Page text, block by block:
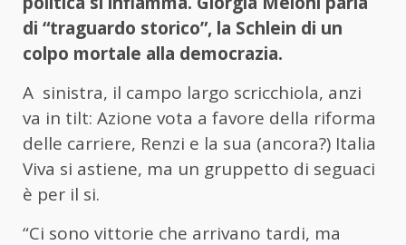
di “traguardo storico”, la Schlein di un
colpo mortale alla democrazia.
A sinistra, il campo largo scricchiola, anzi
va in tilt: Azione vota a favore della riforma
delle carriere, Renzi e la sua (ancora?) Italia
Viva si astiene, ma un gruppetto di seguaci
è per il si.
“Ci sono vittorie che arrivano tardi, ma